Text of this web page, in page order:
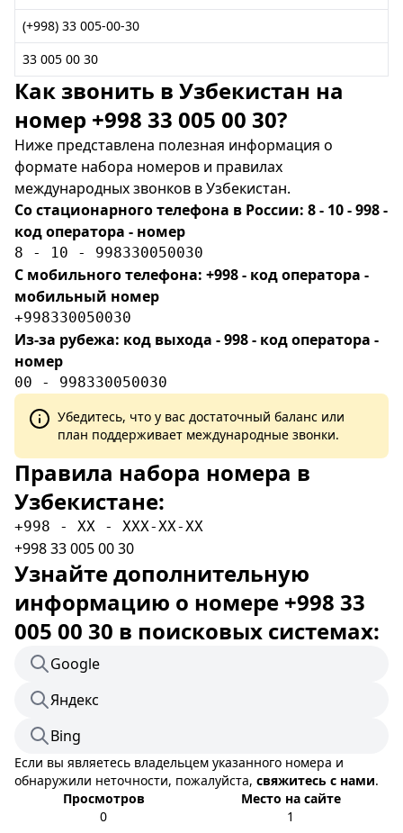
(+998) 33 005-00-30
33 005 00 30
Как звонить в Узбекистан на
номер +998 33 005 00 30?
Ниже представлена полезная информация о
формате набора номеров и правилах
международных звонков в Узбекистан.
Со стационарного телефона в России: 8 - 10 - 998 -
код оператора - номер
8 - 10 - 998330050030
С мобильного телефона: +998 - код оператора -
мобильный номер
+998330050030
Из-за рубежа: код выхода - 998 - код оператора -
номер
00 - 998330050030
Убедитесь, что у вас достаточный баланс или
план поддерживает международные звонки.
Правила набора номера в
Узбекистане:
+998 - XX - XXX-XX-XX
+998 33 005 00 30
Узнайте дополнительную
информацию о номере +998 33
005 00 30 в поисковых системах:
Google
Яндекс
Bing
Если вы являетесь владельцем указанного номера и
обнаружили неточности, пожалуйста, свяжитесь с нами.
Просмотров
0
Место на сайте
1